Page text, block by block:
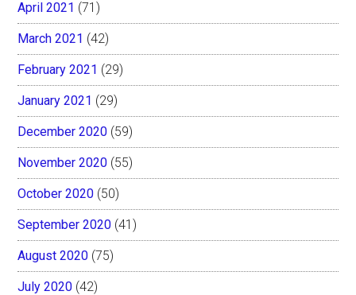
April 2021 (71)
March 2021 (42)
February 2021 (29)
January 2021 (29)
December 2020 (59)
November 2020 (55)
October 2020 (50)
September 2020 (41)
August 2020 (75)
July 2020 (42)